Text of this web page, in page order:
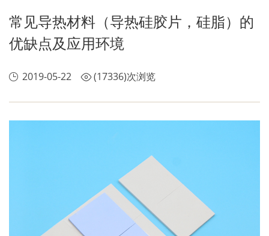
常见导热材料（导热硅胶片，硅脂）的
优缺点及应用环境
2019-05-22 (17336)次浏览